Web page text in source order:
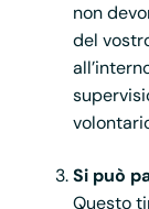
non
del
Si può
Questo